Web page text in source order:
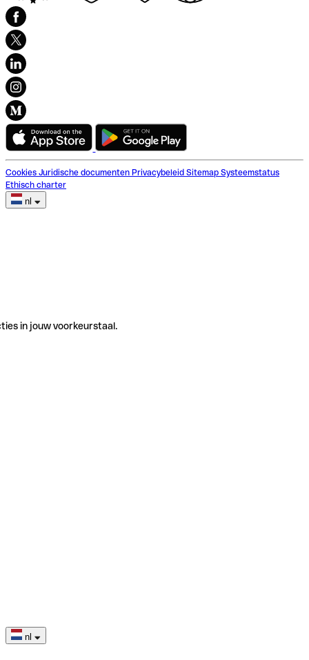
Cookies Juridische documenten Privacybeleid Sitemap Systeemstatus
Ethisch charter
nl
in jouw voorkeurstaal.
nl